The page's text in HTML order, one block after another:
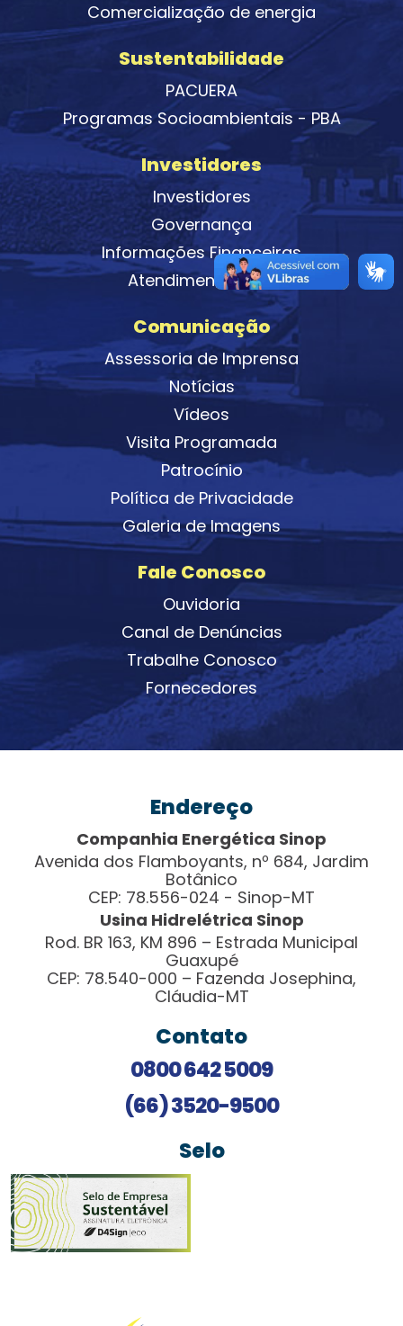
Comercialização de energia
Sustentabilidade
PACUERA
Programas Socioambientais - PBA
Investidores
Investidores
Governança
Informações Financeiras
Atendimento de RI
Comunicação
Assessoria de Imprensa
Notícias
Vídeos
Visita Programada
Patrocínio
Política de Privacidade
Galeria de Imagens
Fale Conosco
Ouvidoria
Canal de Denúncias
Trabalhe Conosco
Fornecedores
Endereço
Companhia Energética Sinop
Avenida dos Flamboyants, nº 684, Jardim
Botânico
CEP: 78.556-024 - Sinop-MT
Usina Hidrelétrica Sinop
Rod. BR 163, KM 896 – Estrada Municipal
Guaxupé
CEP: 78.540-000 – Fazenda Josephina,
Cláudia-MT
Contato
0800 642 5009
(66) 3520-9500
Selo